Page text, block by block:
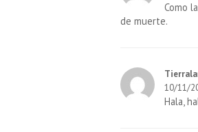
Como
de muerte.
10/11/
Hala,